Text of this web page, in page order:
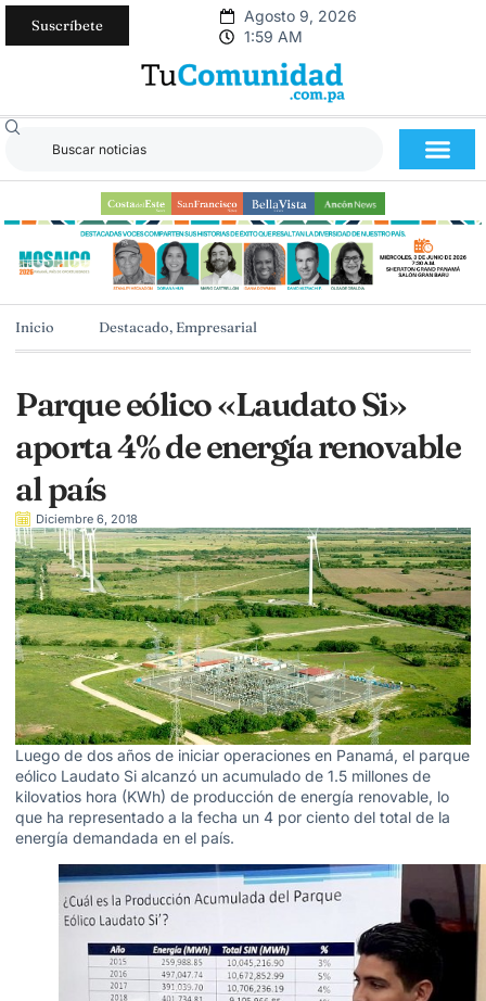
Suscríbete
Agosto 9, 2026
1:59 AM
Inicio Destacado, Empresarial
Parque eólico «Laudato Si»
aporta 4% de energía renovable
al país
Diciembre 6, 2018
Luego de dos años de iniciar operaciones en Panamá, el parque
eólico Laudato Si alcanzó un acumulado de 1.5 millones de
kilovatios hora (KWh) de producción de energía renovable, lo
que ha representado a la fecha un 4 por ciento del total de la
energía demandada en el país.